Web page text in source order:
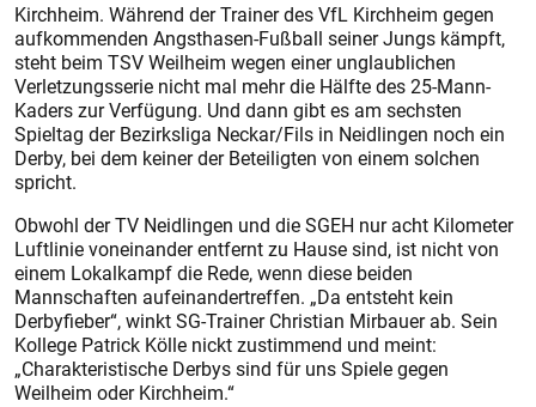
Kirchheim. Während der Trainer des VfL Kirchheim gegen
aufkommenden Angsthasen-Fußball seiner Jungs kämpft,
steht beim TSV Weilheim wegen einer unglaublichen
Verletzungsserie nicht mal mehr die Hälfte des 25-Mann-
Kaders zur Verfügung. Und dann gibt es am sechsten
Spieltag der Bezirksliga Neckar/Fils in Neidlingen noch ein
Derby, bei dem keiner der Beteiligten von einem solchen
spricht.
Obwohl der TV Neidlingen und die SGEH nur acht Kilometer
Luftlinie voneinander entfernt zu Hause sind, ist nicht von
einem Lokalkampf die Rede, wenn diese beiden
Mannschaften aufeinandertreffen. „Da entsteht kein
Derbyfieber“, winkt SG-Trainer Chris­tian Mirbauer ab. Sein
Kollege Patrick Kölle nickt zustimmend und meint:
„Charakteristische Derbys sind für uns Spiele gegen
Weilheim oder Kirchheim.“